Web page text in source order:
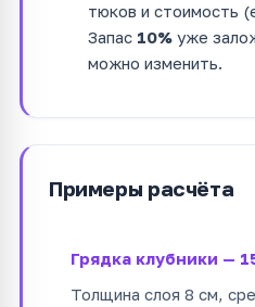
тюков и стоимость
Запас 10% уже
можно изменить.
Примеры расчёта
Грядка клубники —
Толщина слоя 8 см,